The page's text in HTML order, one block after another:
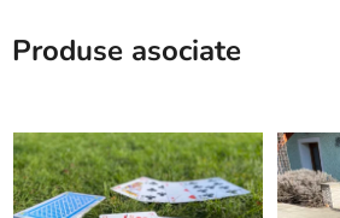
Produse asociate